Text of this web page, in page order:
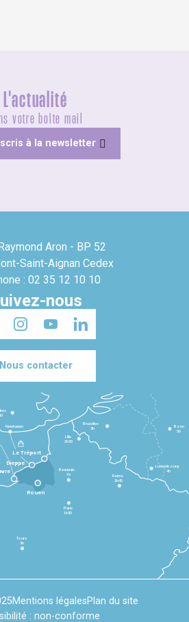
L'actualité
votre boîte mail
à la newsletter
Aron - BP 52
Saint-Aignan Cedex
: 02 35 12 10 10
nous
Nous contacter
Dieppe
Le Tréport
Tours
3h
Paris
1h30
Beauvais
1h
Reims
2h45
Lille
2h30
Bruxelles
3h
Newhaven
Bonn
5h
Luxembourg
4h
Rouen
Mentions légalesPlan du site
: non-conforme